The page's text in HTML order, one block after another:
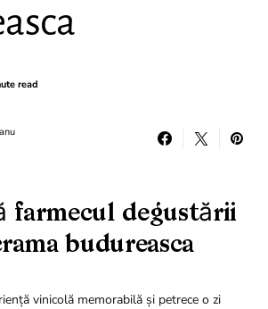
read
farmecul degustării
budureasca
vinicolă memorabilă și petrece o zi